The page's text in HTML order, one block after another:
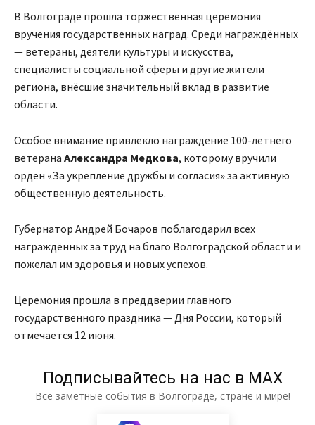
В Волгограде прошла торжественная церемония
вручения государственных наград. Среди награждённых
— ветераны, деятели культуры и искусства,
специалисты социальной сферы и другие жители
региона, внёсшие значительный вклад в развитие
области.
Особое внимание привлекло награждение 100-летнего
ветерана Александра Медкова, которому вручили
орден «За укрепление дружбы и согласия» за активную
общественную деятельность.
Губернатор Андрей Бочаров поблагодарил всех
награждённых за труд на благо Волгоградской области и
пожелал им здоровья и новых успехов.
Церемония прошла в преддверии главного
государственного праздника — Дня России, который
отмечается 12 июня.
Подписывайтесь на нас в МАХ
Все заметные события в Волгограде, стране и мире!